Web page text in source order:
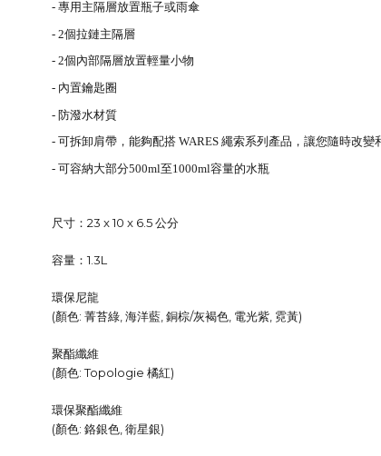
- 專用主隔層放置瓶子或雨傘
- 2個拉鏈主隔層
- 2個內部隔層放置輕量小物
- 內置鑰匙圈
- 防潑水材質
- 可拆卸肩帶，能夠配搭 WARES 繩索系列產品，讓您隨時改變
- 可容納大部分500ml至1000ml容量的水瓶
尺寸：23 x 10 x 6.5 公分
容量：1.3L
環保尼龍
(顏色: 菁苔綠, 海洋藍, 銅棕/灰褐色, 電光紫, 霓黃)
聚酯纖維
(顏色: Topologie 橘紅)
環保聚酯纖維
(顏色: 鉻銀色, 衛星銀)